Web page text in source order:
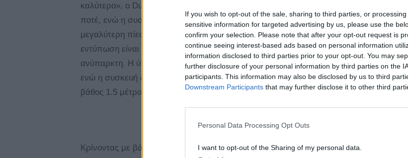
If you wish to opt-out of the sale, sharing to third parties, or
sensitive information for targeted advertising by us, please use the
confirm your selection. Please note that after your opt-out request is
continue seeing interest-based ads based on personal information
information disclosed to third parties prior to your opt-out. You may
further disclosure of your personal information by third parties on the
participants. This information may also be disclosed by us to third
Downstream Participants that may further disclose it to other third
Personal Data Processing Opt Outs
I want to opt-out of the Sharing of my personal data.
καλύτερο», ο Dual Rail Hinge μηχανισμός (μεντεσές) έχει ενισχυθεί περισσότερο από
ποτέ, ενώ η συσκευή έχει μελετηθεί με τέτοιο τρόπο ώστε να αντέχει σε ακόμη
μεγαλύτερη πίεση και στους κραδασμούς. Ένα στοιχείο που αμέσως μας έκανε
εντύπωση είναι ότι η «τσάκιση» στο σημείο δηλαδή που διπλώνει η οθόνη, είναι
ανύπαρκτη. Η ύπαρξη Gorilla Glass Victus 2 γυαλιού αποτελεί εγγύηση προστασίας,
ενώ η συσκευή διαθέτει ειδική πιστοποίηση IP48 που της επιτρέπει να επιβιώσει σε
βάθος 1.5 μέτρου και για χρονική διάρκεια που ανέρχεται κοντά στα 30 λεπτά.
Κρίνοντας με βάση τα παραπάνω, το βάρους μόλις187 γραμμαρίων clamshell